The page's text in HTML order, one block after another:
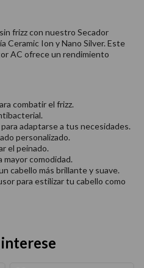
frizz con nuestro Secador
Ceramic Ion y Nano Silver. Este
AC ofrece un rendimiento
combatir el frizz.
adaptarse a tus necesidades.
personalizado.
el peinado.
mayor comodidad.
cabello más brillante y suave.
para estilizar tu cabello como